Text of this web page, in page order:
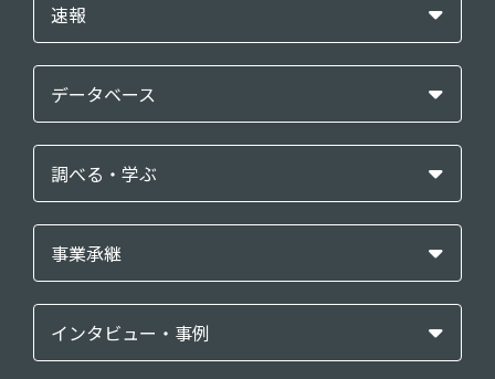
速報
データベース
調べる・学ぶ
事業承継
インタビュー・事例